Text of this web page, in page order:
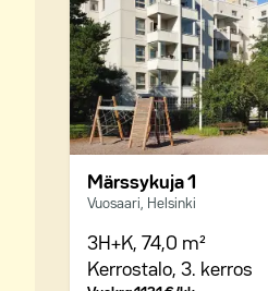
Märssykuja 1
Vuosaari, Helsinki
3H+K, 74,0 m²
Kerrostalo, 3. kerros